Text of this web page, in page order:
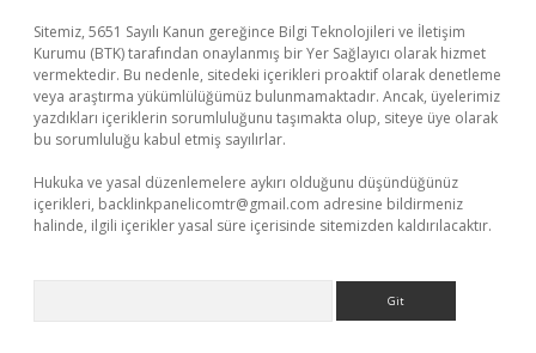
Sitemiz, 5651 Sayılı Kanun gereğince Bilgi Teknolojileri ve İletişim
Kurumu (BTK) tarafından onaylanmış bir Yer Sağlayıcı olarak hizmet
vermektedir. Bu nedenle, sitedeki içerikleri proaktif olarak denetleme
veya araştırma yükümlülüğümüz bulunmamaktadır. Ancak, üyelerimiz
yazdıkları içeriklerin sorumluluğunu taşımakta olup, siteye üye olarak
bu sorumluluğu kabul etmiş sayılırlar.
Hukuka ve yasal düzenlemelere aykırı olduğunu düşündüğünüz
içerikleri, backlinkpanelicomtr@gmail.com adresine bildirmeniz
halinde, ilgili içerikler yasal süre içerisinde sitemizden kaldırılacaktır.